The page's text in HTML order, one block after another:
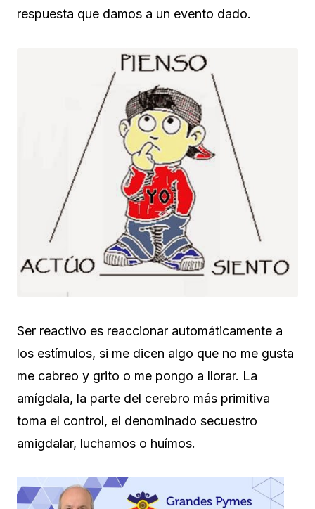
respuesta que damos a un evento dado.
Ser reactivo es reaccionar automáticamente a
los estímulos, si me dicen algo que no me gusta
me cabreo y grito o me pongo a llorar. La
amígdala, la parte del cerebro más primitiva
toma el control, el denominado secuestro
amigdalar, luchamos o huímos.